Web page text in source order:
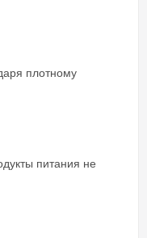
плотному
питания не